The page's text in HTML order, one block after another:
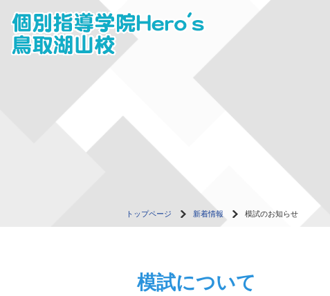
トップページ 新着情報 模試のお知らせ
模試について